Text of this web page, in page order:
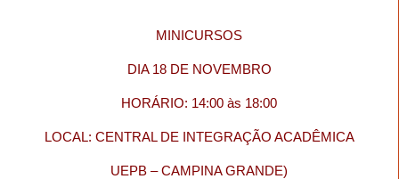
MINICURSOS
DIA 18 DE NOVEMBRO
HORÁRIO: 14:00 às 18:00
LOCAL: CENTRAL DE INTEGRAÇÃO ACADÊMICA
UEPB – CAMPINA GRANDE)